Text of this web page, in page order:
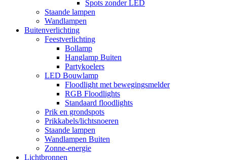
Spots zonder LED
Staande lampen
Wandlampen
Buitenverlichting
Feestverlichting
Bollamp
Hanglamp Buiten
Partykoelers
LED Bouwlamp
Floodlight met bewegingsmelder
RGB Floodlights
Standaard floodlights
Prik en grondspots
Prikkabels/lichtsnoeren
Staande lampen
Wandlampen Buiten
Zonne-energie
Lichtbronnen